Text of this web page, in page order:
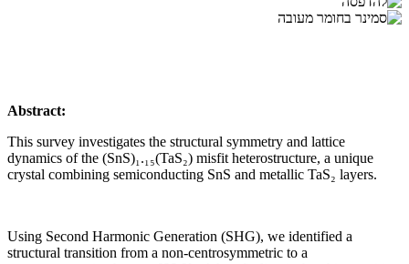
Abstract:
This survey investigates the structural symmetry and lattice
dynamics of the (SnS)₁.₁₅(TaS₂) misfit heterostructure, a unique
crystal combining semiconducting SnS and metallic TaS₂ layers.
Using Second Harmonic Generation (SHG), we identified a
structural transition from a non-centrosymmetric to a